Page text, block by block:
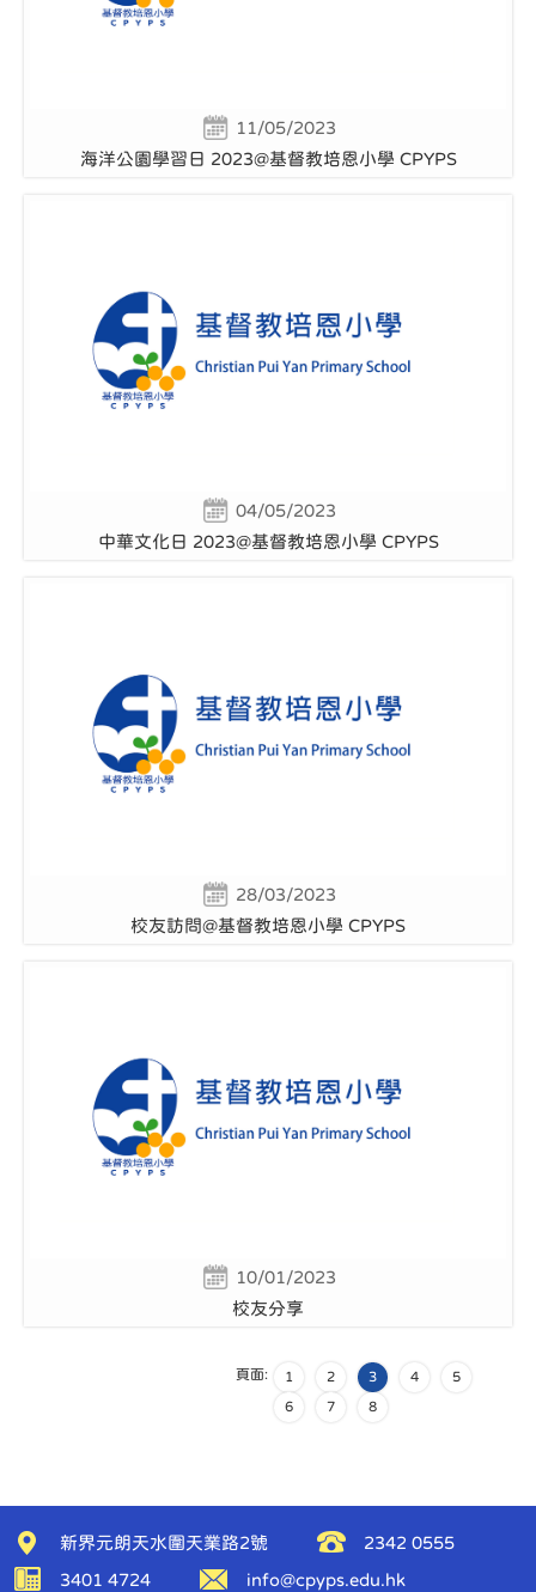
11/05/2023
海洋公園學習日 2023@基督教培恩小學 CPYPS
04/05/2023
中華文化日 2023@基督教培恩小學 CPYPS
28/03/2023
校友訪問@基督教培恩小學 CPYPS
10/01/2023
校友分享
頁面: 1 2 3 4 5
6 7 8
新界元朗天水圍天業路2號 2342 0555
3401 4724 info@cpyps.edu.hk